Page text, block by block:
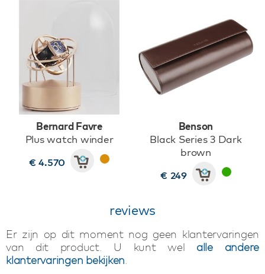
Bernard Favre
Plus watch winder
€ 4.570
Benson
Black Series 3 Dark
brown
€ 249
reviews
Er zijn op dit moment nog geen klantervaringen
van dit product. U kunt wel alle andere
klantervaringen bekijken.